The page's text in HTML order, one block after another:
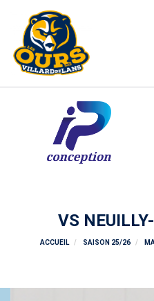
VS
ACCUEIL SAISON 25/26
Panneau de gestion des cookies